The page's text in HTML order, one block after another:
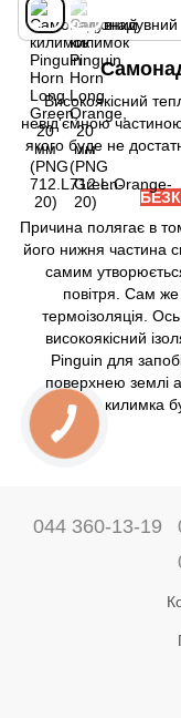
Високоякісний
невід'ємною
якого буде не
Причина полягає в
його нижня частина
самим
повітря. Сам же
термоізоляція.
високоякісний
Pinguin для
поверхнею землі
килимка
044 360-13-19